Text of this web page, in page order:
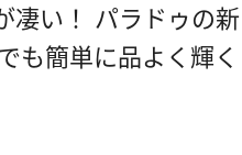
凄い！ パラドゥの新
も簡単に品よく輝く